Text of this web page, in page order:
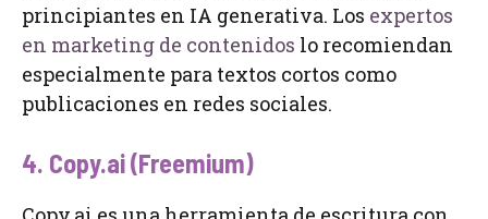
principiantes en IA generativa. Los expertos
en marketing de contenidos lo recomiendan
especialmente para textos cortos como
publicaciones en redes sociales.
4. Copy.ai (Freemium)